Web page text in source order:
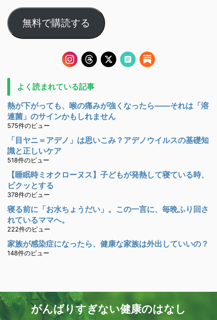
無料で購読する
よく読まれている記事
熱が下がっても、喉の痛みが強くなったら――それは「溶
連菌」のサインかもしれません
575件のビュー
「目ヤニ＝アデノ」は思いこみ？アデノウイルスの基礎知
識と正しいケア
518件のビュー
【睡眠時ミオクローヌス】子どもが発熱して寝ている時、
ビクッとする
378件のビュー
寝る前に「お水ちょうだい」。この一言に、毎晩ふり回さ
れているママへ。
222件のビュー
家族が感染症になったら、健康な家族は外出していいの？
148件のビュー
がんばりすぎない健康のはなし